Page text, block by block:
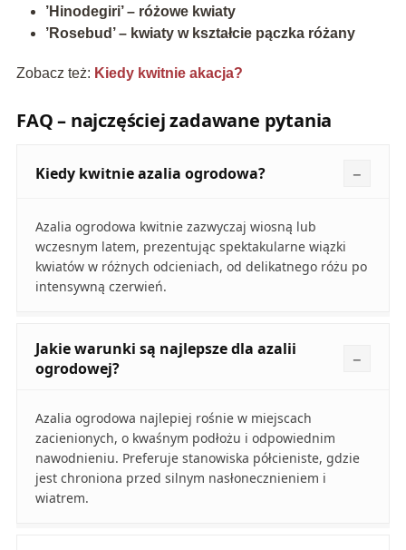
’Hinodegiri’ – różowe kwiaty
’Rosebud’ – kwiaty w kształcie pączka różany
Zobacz też: Kiedy kwitnie akacja?
FAQ – najczęściej zadawane pytania
Kiedy kwitnie azalia ogrodowa?
Azalia ogrodowa kwitnie zazwyczaj wiosną lub
wczesnym latem, prezentując spektakularne wiązki
kwiatów w różnych odcieniach, od delikatnego różu po
intensywną czerwień.
Jakie warunki są najlepsze dla azalii
ogrodowej?
Azalia ogrodowa najlepiej rośnie w miejscach
zacienionych, o kwaśnym podłożu i odpowiednim
nawodnieniu. Preferuje stanowiska półcieniste, gdzie
jest chroniona przed silnym nasłonecznieniem i
wiatrem.